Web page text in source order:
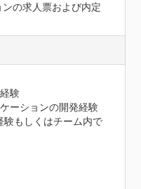
の求人票および内定
験
ーションの開発経験
験もしくはチーム内で